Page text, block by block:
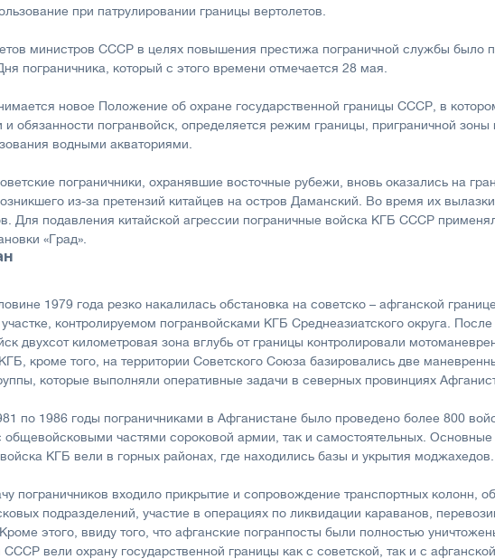
при патрулировании границы вертолетов.
министров СССР в целях повышения престижа пограничной службы было
пограничника, который с этого времени отмечается 28 мая.
новое Положение об охране государственной границы СССР, в
и обязанности погранвойск, определяется режим границы, приграничной
водными акваториями.
пограничники, охранявшие восточные рубежи, вновь оказались на
из-за претензий китайцев на остров Даманский. Во время их
Для подавления китайской агрессии пограничные войска КГБ СССР
«Град».
1979 года резко накалилась обстановка на советско – афганской
контролируемом погранвойсками КГБ Среднеазиатского округа.
двухсот километровая зона вглубь от границы контролировали
кроме того, на территории Советского Союза базировались две
которые выполняли оперативные задачи в северных провинциях
по 1986 годы пограничниками в Афганистане было проведено более 800
общевойсковыми частями сороковой армии, так и самостоятельных.
КГБ вели в горных районах, где находились базы и укрытия моджахедов.
пограничников входило прикрытие и сопровождение транспортных колонн,
подразделений, участие в операциях по ликвидации караванов,
этого, ввиду того, что афганские погранпосты были полностью
СССР вели охрану государственной границы как с советской, так и с